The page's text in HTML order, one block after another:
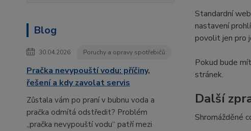
Blog
30.04.2026 Poruchy a opravy spotřebičů
Pračka nevypouští vodu: příčiny,
řešení a kdy zavolat servis
Zůstala vám po praní v bubnu voda a
pračka odmítá odstředit? Problém
„pračka nevypouští vodu“ patří mezi
Standardní
nastavení
povolit jen pro
Pokud bude
stránek.
Další
Shromážděné